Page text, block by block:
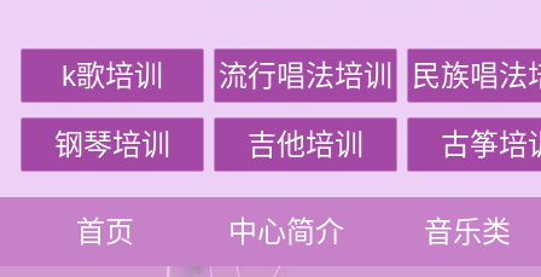
k歌培训 流行唱法培训 民族唱法
钢琴培训 吉他培训 古筝培
首页 中心简介 音乐类